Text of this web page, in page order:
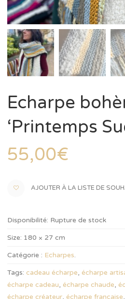
Echarpe
‘Printemps
55,00€
AJOUTER À LA LISTE DE
Disponibilité: Rupture de stock
Size: 180 × 27 cm
Catégorie : Echarpes.
Tags: cadeau écharpe, écharpe
écharpe cadeau, écharpe chaude,
écharpe créateur, écharpe française,